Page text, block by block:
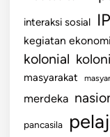
interaksi sosial
kegiatan ekonomi
kolonial
masyarakat
merdeka
pancasila